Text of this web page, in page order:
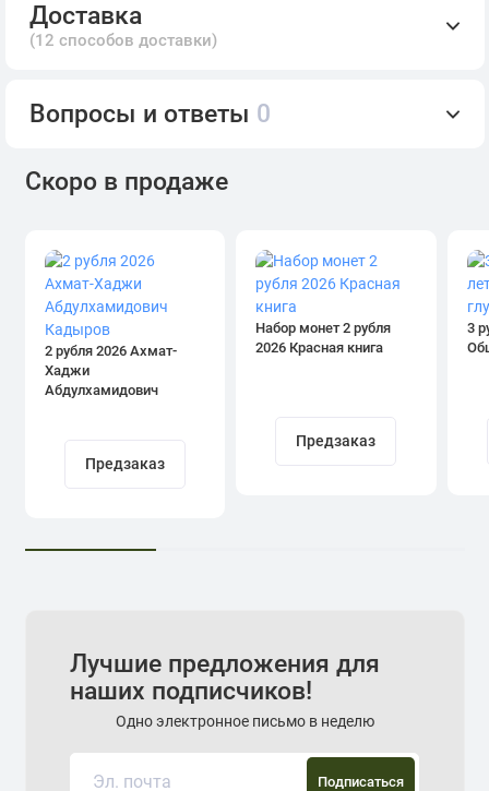
Доставка
(12 способов доставки)
Вопросы и ответы 0
Скоро в продаже
2 рубля 2026 Ахмат-
Хаджи
Абдулхамидович
Предзаказ
Набор монет 2 рубля
2026 Красная книга
Предзаказ
3
Лучшие предложения для
наших подписчиков!
Одно электронное письмо в неделю
Подписаться